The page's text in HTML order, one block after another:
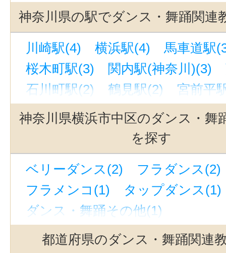
横浜市青葉区(1)
横浜市都筑区
川崎市川崎区(3)
川崎市幸区(1)
川崎市中原区(2)
川崎市宮前区
川崎市麻生区(1)
相模原市中央
相模原市南区(2)
横須賀市(1)
藤沢市(3)
小田原市(1)
茅ヶ崎
大和市(2) 三浦郡葉
神奈川県の駅でダンス・舞踊関連
川崎駅(4) 横浜駅(4)
馬車道駅
桜木町駅(3)
関内駅(神奈川)(3)
石川町駅(2)
鶴見駅(2)
宮前平
南林間駅(2)
登戸駅(JR南武線
大倉山駅(神奈川)(1)
浦賀駅(1)
いずみ野駅(1)
仲町
宿河原駅(神奈川)(1)
宮崎台駅(1)
センター南駅(1)
茅ケ崎駅(1)
京急川崎駅(1)
あざみ野駅(1)
国府津駅(神奈川)(1)
京急鶴見
神奈川県横浜市中区のダンス・舞
を探す
ベリーダンス(2)
フラダンス(2)
フラメンコ(1)
タップダンス(1)
ダンス・舞踊その他(1)
都道府県のダンス・舞踊関連